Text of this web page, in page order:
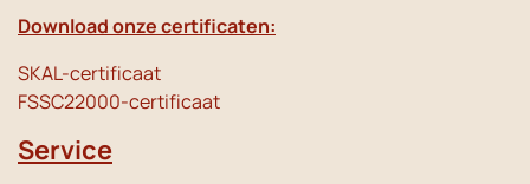
Download onze certificaten:
SKAL-certificaat
FSSC22000-certificaat
Service